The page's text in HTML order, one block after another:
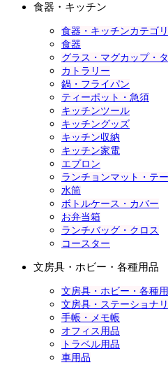
食器・キッチン
食器・キッチンカテゴ
食器
グラス・マグカップ・
カトラリー
鍋・フライパン
ティーポット・急須
キッチンツール
キッチングッズ
キッチン収納
キッチン家電
エプロン
ランチョンマット・テ
水筒
ボトルケース・カバー
お弁当箱
ランチバッグ・クロス
コースター
文房具・ホビー・各種用品
文房具・ホビー・各種
文房具・ステーショナ
手帳・メモ帳
オフィス用品
トラベル用品
車用品